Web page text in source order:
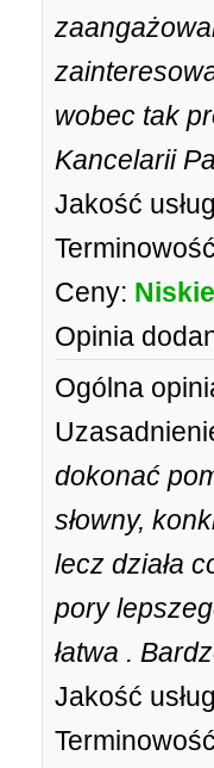
wobec tak
Kancelarii
Jakość
Ceny: Niskie
Opinia
Ogólna
dokonać
słowny,
lecz działa
pory
łatwa .
Jakość